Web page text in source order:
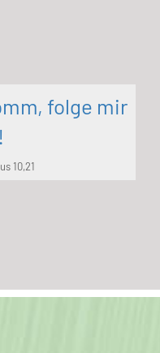
folge mir
10,21